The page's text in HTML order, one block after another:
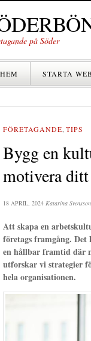
på Söder
HEM STARTA
FÖRETAGANDE, TIPS
Bygg en
motivera
18 APRIL, 2024 Katarina Svensson
Att skapa en
företags framgång.
en hållbar framtid där
utforskar vi strategier
hela organisationen.